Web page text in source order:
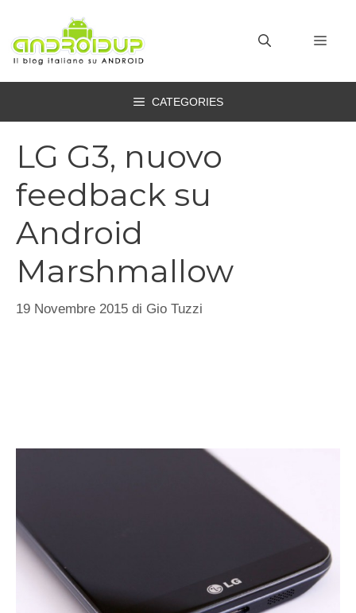
contenuto
CATEGORIES
LG G3, nuovo
feedback su
Android
Marshmallow
19 Novembre 2015 di Gio Tuzzi